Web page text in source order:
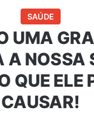
SAÚDE
UMA
A NOSSA
QUE ELE
CAUSAR!